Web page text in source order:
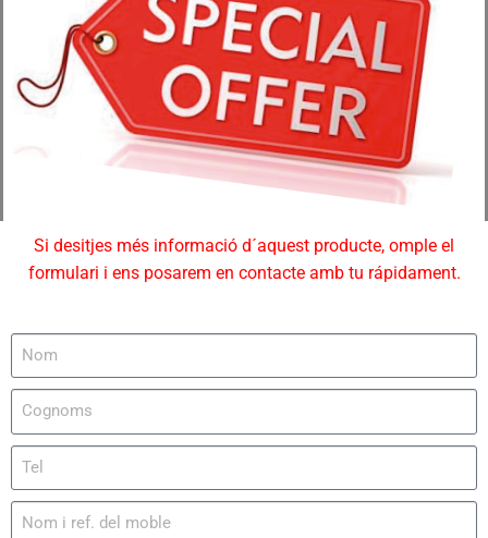
Si desitjes més informació d´aquest producte, omple el
formulari i ens posarem en contacte amb tu rápidament.